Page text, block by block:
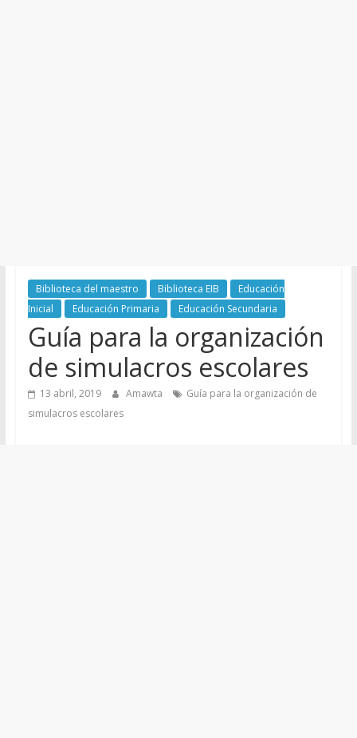
Biblioteca del maestro Biblioteca EIB
Educación
Inicial
Educación Primaria Educación Secundaria
Guía para la organización
de simulacros escolares
13 abril, 2019 Amawta
Guía para la organización de
simulacros escolares